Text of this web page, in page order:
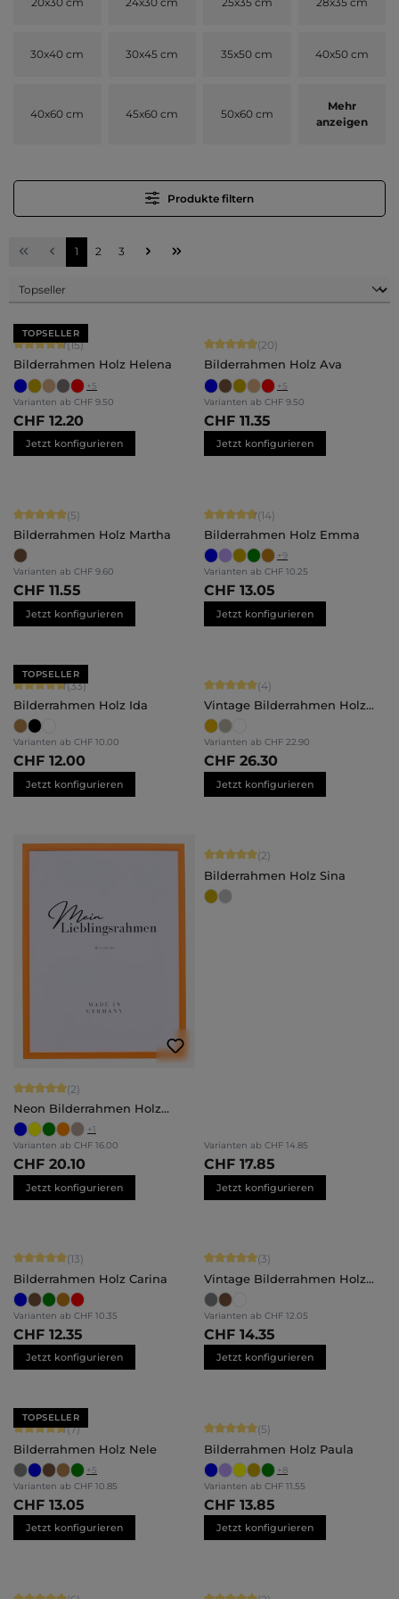
30x40 cm 30x45 cm 35x50 cm 40x50 cm
40x60 cm 45x60 cm 50x60 cm
Mehr
anzeigen
Produkte filtern
Seite
1 Seite
2 Seite
3
TOPSELLER
Durchschnittliche Bewertung von 4.8 von 5 Sternen
(15)
Bilderrahmen Holz Helena
+5
Varianten ab CHF 9.50
CHF 12.20
Jetzt konfigurieren
Durchschnittliche Bewertung von
(20)
Bilderrahmen Holz Ava
+5
Varianten ab CHF 9.50
CHF 11.35
Jetzt konfigurieren
Durchschnittliche Bewertung von 5 von 5 Sternen
(5)
Bilderrahmen Holz Martha
Varianten ab CHF 9.60
CHF 11.55
Jetzt konfigurieren
Durchschnittliche Bewertung von
(14)
Bilderrahmen Holz Emma
+9
Varianten ab CHF 10.25
CHF 13.05
Jetzt konfigurieren
TOPSELLER
Durchschnittliche Bewertung von 4.79 von 5 Sternen
(33)
Bilderrahmen Holz Ida
Varianten ab CHF 10.00
CHF 12.00
Jetzt konfigurieren
Durchschnittliche Bewertung von 5
(4)
Vintage Bilderrahmen Holz
Lysann
Varianten ab CHF 22.90
CHF 26.30
Jetzt konfigurieren
Durchschnittliche Bewertung von 5 von 5 Sternen
(2)
Neon Bilderrahmen Holz
Bonnie
+1
Varianten ab CHF 16.00
CHF 20.10
Jetzt konfigurieren
Durchschnittliche Bewertung von 5
(2)
Bilderrahmen Holz Sina
Varianten ab CHF 14.85
CHF 17.85
Jetzt konfigurieren
Durchschnittliche Bewertung von 5 von 5 Sternen
(13)
Bilderrahmen Holz Carina
Varianten ab CHF 10.35
CHF 12.35
Jetzt konfigurieren
Durchschnittliche Bewertung von 5
(3)
Vintage Bilderrahmen Holz
Luise
Varianten ab CHF 12.05
CHF 14.35
Jetzt konfigurieren
TOPSELLER
Durchschnittliche Bewertung von 4.71 von 5 Sternen
(7)
Bilderrahmen Holz Nele
+5
Varianten ab CHF 10.85
CHF 13.05
Jetzt konfigurieren
Durchschnittliche Bewertung von 5
(5)
Bilderrahmen Holz Paula
+8
Varianten ab CHF 11.55
CHF 13.85
Jetzt konfigurieren